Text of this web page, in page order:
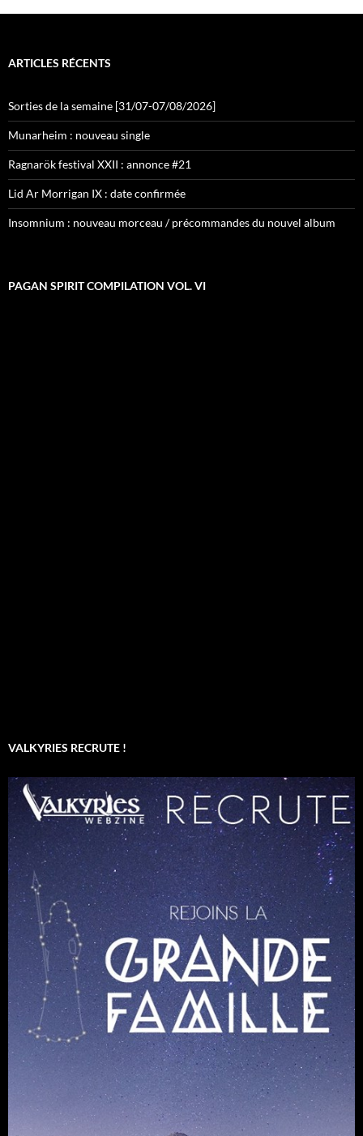
ARTICLES RÉCENTS
Sorties de la semaine [31/07-07/08/2026]
Munarheim : nouveau single
Ragnarök festival XXII : annonce #21
Lid Ar Morrigan IX : date confirmée
Insomnium : nouveau morceau / précommandes du nouvel album
PAGAN SPIRIT COMPILATION VOL. VI
VALKYRIES RECRUTE !